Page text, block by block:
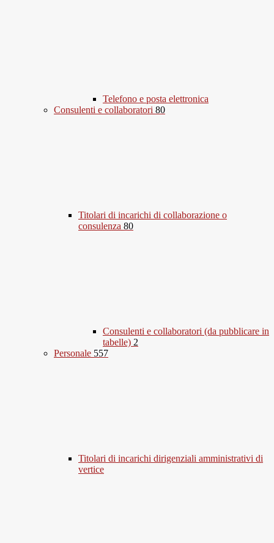
Telefono e posta elettronica
Consulenti e collaboratori 80
Titolari di incarichi di collaborazione o
consulenza 80
Consulenti e collaboratori (da pubblicare in
tabelle) 2
Personale 557
Titolari di incarichi dirigenziali amministrativi di
vertice